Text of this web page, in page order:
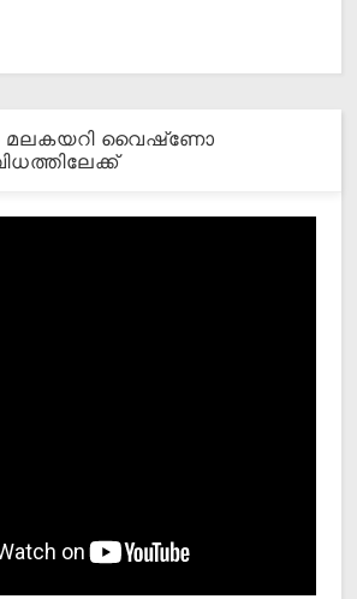
മലകയറി വൈഷ്‌ണോ